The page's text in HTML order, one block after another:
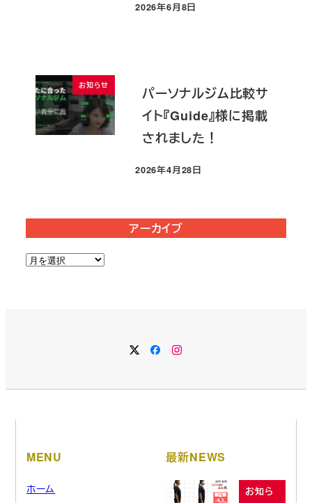
投稿日
2026年6月8日
お知らせ
パーソナルジム比較サ
イト『Guide』様に掲載
されました！
投稿日
2026年4月28日
アーカイブ
ア
MENU
ホーム
最新NEWS
お知ら